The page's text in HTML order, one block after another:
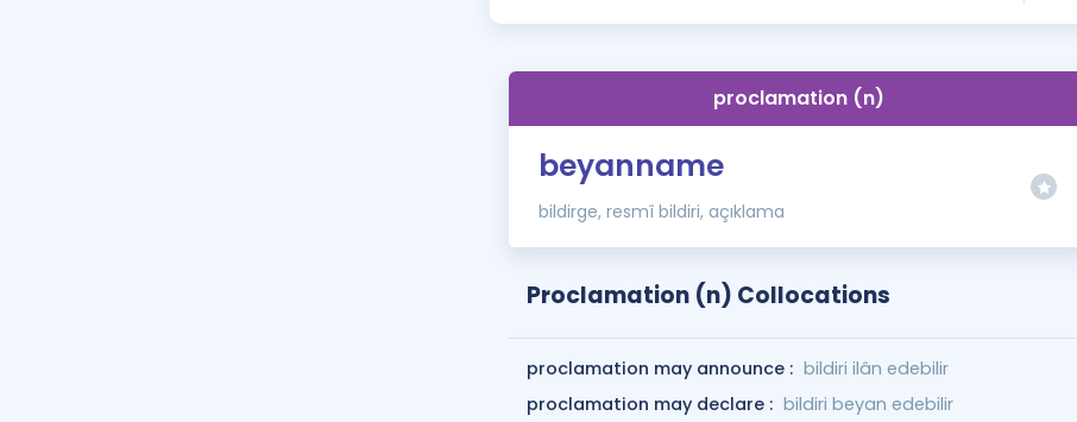
İngilizce Gramer
proclamation (n)
beyanname
bildirge, resmî bildiri, açıklama
Proclamation (n) Collocations
proclamation may announce : bildiri ilân edebilir
proclamation may declare : bildiri beyan edebilir